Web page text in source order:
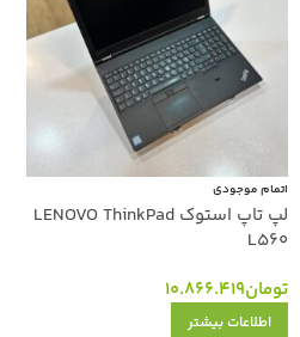
اتمام موجودی
لپ تاپ استوک LENOVO ThinkPad
L560
تومان10.866.419
اطلاعات بیشتر